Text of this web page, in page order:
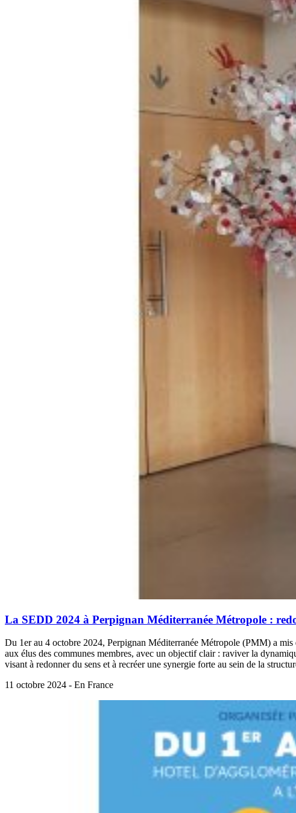
La SEDD 2024 à Perpignan Méditerranée Métropole :
Du 1er au 4 octobre 2024, Perpignan Méditerranée Métropole (PMM) a
aux élus des communes membres, avec un objectif clair : raviver la
visant à redonner du sens et à recréer une synergie forte au sein de la
11 octobre 2024 - En France